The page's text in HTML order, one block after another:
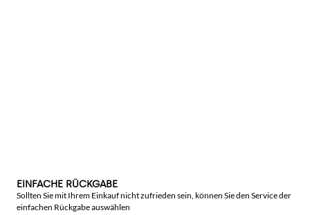
EINFACHE RÜCKGABE
Sollten Sie mit Ihrem Einkauf nicht zufrieden sein, können Sie den Service der
einfachen Rückgabe auswählen